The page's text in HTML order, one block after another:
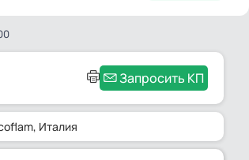
Запросить КП
, Италия